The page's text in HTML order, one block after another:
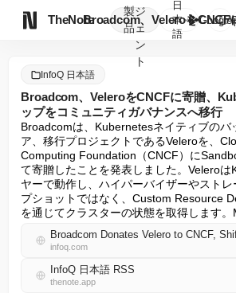
TheNote
製
品
ジ
ェ
ン
ト
日
本
語

InfoQ 日本語
Broadcom、VeleroをCNCFに寄贈、
ップをコミュニティガバナンスへ移行
Broadcomは、Kubernetesネイティブのバ
ア、移行プロジェクトであるVeleroを、
Computing Foundation（CNCF）に
て寄贈したことを発表しました。Veleroは
ヤーで動作し、ハイパーバイザーやスト
プショットではなく、Custom Resource
を通じてクラスターの状態を取得します
infoq.com
InfoQ 日本語 RSS
thenote.app